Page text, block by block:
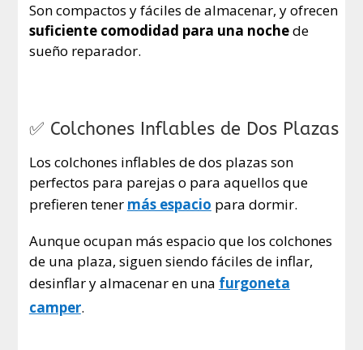
Son compactos y fáciles de almacenar, y ofrecen
suficiente comodidad para una nochede
sueño reparador.
✅ Colchones Inflables de Dos Plazas
Los colchones inflables de dos plazas son
perfectos para parejas o para aquellos que
prefieren tener más espacio para dormir.
Aunque ocupan más espacio que los colchones
de una plaza, siguen siendo fáciles de inflar,
desinflar y almacenar en una furgoneta
camper.